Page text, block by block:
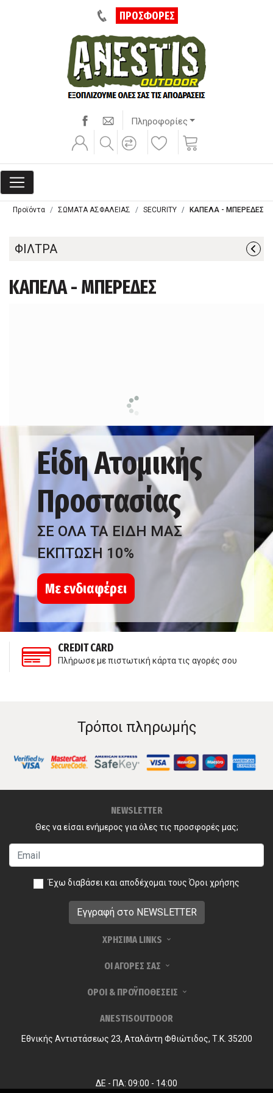
ΠΡΟΣΦΟΡΕΣ
Πληροφορίες
Προϊόντα ΣΩΜΑΤΑ ΑΣΦΑΛΕΙΑΣ SECURITY ΚΑΠΕΛΑ - ΜΠΕΡΕΔΕΣ
ΦΙΛΤΡΑ
ΚΑΠΕΛΑ - ΜΠΕΡΕΔΕΣ
Είδη Ατομικής
Προστασίας
ΣΕ ΟΛΑ ΤΑ ΕΙΔΗ ΜΑΣ
ΕΚΠΤΩΣΗ 10%
Με ενδιαφέρει
CREDIT CARD
Πλήρωσε με πιστωτική κάρτα τις αγορές σου
Τρόποι πληρωμής
NEWSLETTER
Θες να είσαι ενήμερος για όλες τις προσφορές μας;
Έχω διαβάσει και αποδέχομαι τους Όροι χρήσης
ΧΡΗΣΙΜΑ LINKS
ΟΙ ΑΓΟΡΕΣ ΣΑΣ
ΟΡΟΙ & ΠΡΟΫΠΟΘΕΣΕΙΣ
ANESTISOUTDOOR
Εθνικής Αντιστάσεως 23, Αταλάντη Φθιώτιδος, Τ.Κ. 35200
ΔΕ - ΠΑ: 09:00 - 14:00